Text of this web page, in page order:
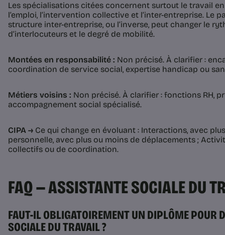
Les spécialisations citées concernent surtout le travail
l’emploi, l’intervention collective et l’inter-entreprise. Le
structure inter-entreprise, ou l’inverse, peut changer le
d’interlocuteurs et le degré de mobilité.
Montées en responsabilité : Non précisé. À clarifier :
coordination de service social, expertise handicap ou
Métiers voisins : Non précisé. À clarifier : fonctions RH,
accompagnement social spécialisé.
CIPA → Ce qui change en évoluant : Interactions, avec
personnelle, avec plus ou moins de déplacements ;
collectifs ou de coordination.
FAQ — ASSISTANTE SOCIALE DU
FAUT-IL OBLIGATOIREMENT UN DIPLÔME POUR
SOCIALE DU TRAVAIL ?